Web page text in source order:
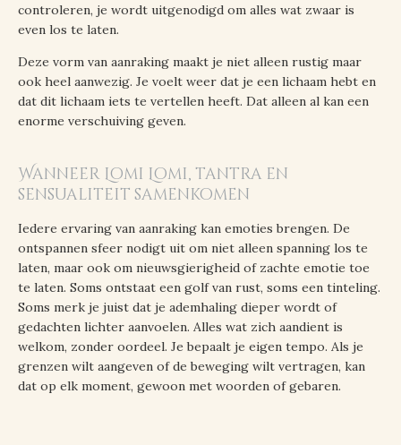
controleren, je wordt uitgenodigd om alles wat zwaar is
even los te laten.
Deze vorm van aanraking maakt je niet alleen rustig maar
ook heel aanwezig. Je voelt weer dat je een lichaam hebt en
dat dit lichaam iets te vertellen heeft. Dat alleen al kan een
enorme verschuiving geven.
Wanneer Lomi Lomi, tantra en
sensualiteit samenkomen
Iedere ervaring van aanraking kan emoties brengen. De
ontspannen sfeer nodigt uit om niet alleen spanning los te
laten, maar ook om nieuwsgierigheid of zachte emotie toe
te laten. Soms ontstaat een golf van rust, soms een tinteling.
Soms merk je juist dat je ademhaling dieper wordt of
gedachten lichter aanvoelen. Alles wat zich aandient is
welkom, zonder oordeel. Je bepaalt je eigen tempo. Als je
grenzen wilt aangeven of de beweging wilt vertragen, kan
dat op elk moment, gewoon met woorden of gebaren.